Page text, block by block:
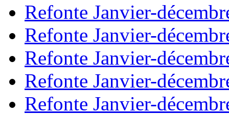
Refonte Janvier-
Refonte Janvier-
Refonte Janvier-
Refonte Janvier-
Refonte Janvier-